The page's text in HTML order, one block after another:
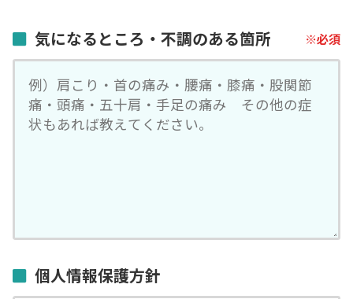
気になるところ・不調のある箇所
個人情報保護方針